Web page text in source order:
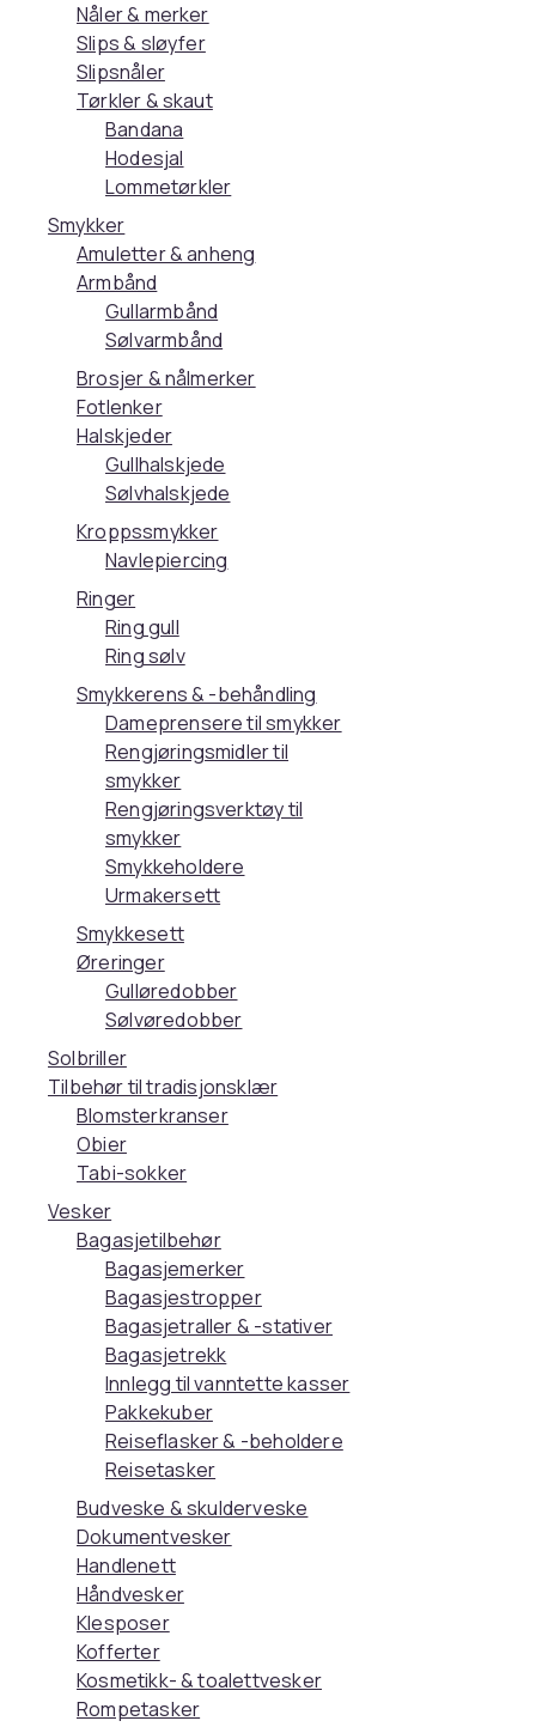
Nåler & merker
Slips & sløyfer
Slipsnåler
Tørkler & skaut
Bandana
Hodesjal
Lommetørkler
Smykker
Amuletter & anheng
Armbånd
Gullarmbånd
Sølvarmbånd
Brosjer & nålmerker
Fotlenker
Halskjeder
Gullhalskjede
Sølvhalskjede
Kroppssmykker
Navlepiercing
Ringer
Ring gull
Ring sølv
Smykkerens & -behåndling
Dameprensere til smykker
Rengjøringsmidler til
smykker
Rengjøringsverktøy til
smykker
Smykkeholdere
Urmakersett
Smykkesett
Øreringer
Gulløredobber
Sølvøredobber
Solbriller
Tilbehør til tradisjonsklær
Blomsterkranser
Obier
Tabi-sokker
Vesker
Bagasjetilbehør
Bagasjemerker
Bagasjestropper
Bagasjetraller & -stativer
Bagasjetrekk
Innlegg til vanntette kasser
Pakkekuber
Reiseflasker & -beholdere
Reisetasker
Budveske & skulderveske
Dokumentvesker
Handlenett
Håndvesker
Klesposer
Kofferter
Kosmetikk- & toalettvesker
Rompetasker